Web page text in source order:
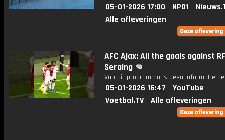
05-01-2026 17:00 NPO1
Alle afleveringen
AFC Ajax: All the goals against
Seraing 👊
Van dit programma is geen informatie
05-01-2026 16:47
YouTube
Voetbal.TV
Alle afleveringen